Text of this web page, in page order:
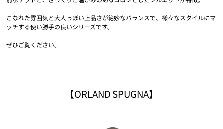
こなれた雰囲気と大人っぽい上品さが絶妙なバランスで、様々なスタイルにマ
ッチする使い勝手の良いシリーズです。
ぜひご覧ください。
【ORLAND SPUGNA】